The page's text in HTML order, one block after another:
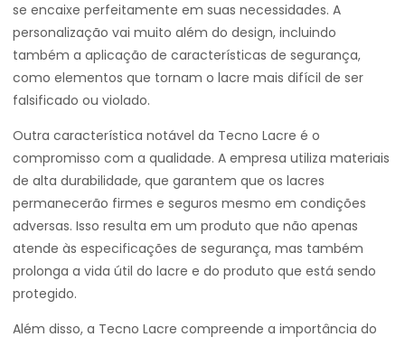
se encaixe perfeitamente em suas necessidades. A
personalização vai muito além do design, incluindo
também a aplicação de características de segurança,
como elementos que tornam o lacre mais difícil de ser
falsificado ou violado.
Outra característica notável da Tecno Lacre é o
compromisso com a qualidade. A empresa utiliza materiais
de alta durabilidade, que garantem que os lacres
permanecerão firmes e seguros mesmo em condições
adversas. Isso resulta em um produto que não apenas
atende às especificações de segurança, mas também
prolonga a vida útil do lacre e do produto que está sendo
protegido.
Além disso, a Tecno Lacre compreende a importância do